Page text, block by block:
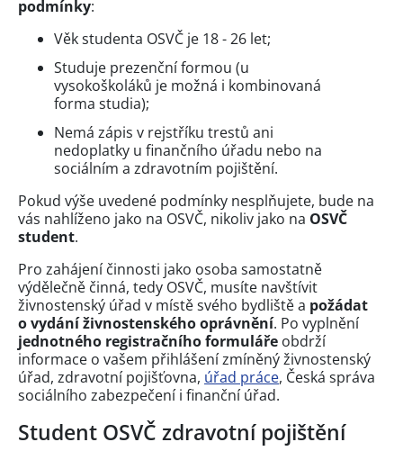
podmínky:
Věk studenta OSVČ je 18 - 26 let;
Studuje prezenční formou (u
vysokoškoláků je možná i kombinovaná
forma studia);
Nemá zápis v rejstříku trestů ani
nedoplatky u finančního úřadu nebo na
sociálním a zdravotním pojištění.
Pokud výše uvedené podmínky nesplňujete, bude na
vás nahlíženo jako na OSVČ, nikoliv jako na OSVČ
student.
Pro zahájení činnosti jako osoba samostatně
výdělečně činná, tedy OSVČ, musíte navštívit
živnostenský úřad v místě svého bydliště a požádat
o vydání živnostenského oprávnění. Po vyplnění
jednotného registračního formuláře obdrží
informace o vašem přihlášení zmíněný živnostenský
úřad, zdravotní pojišťovna, úřad práce, Česká správa
sociálního zabezpečení i finanční úřad.
Student OSVČ zdravotní pojištění